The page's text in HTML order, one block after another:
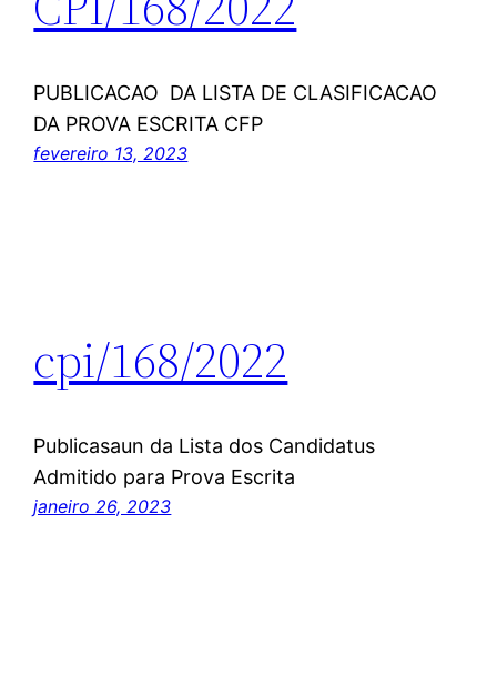
PUBLICACAO DA LISTA DE CLASIFICACAO
DA PROVA ESCRITA CFP
fevereiro 13, 2023
cpi/168/2022
Publicasaun da Lista dos Candidatus
Admitido para Prova Escrita
janeiro 26, 2023